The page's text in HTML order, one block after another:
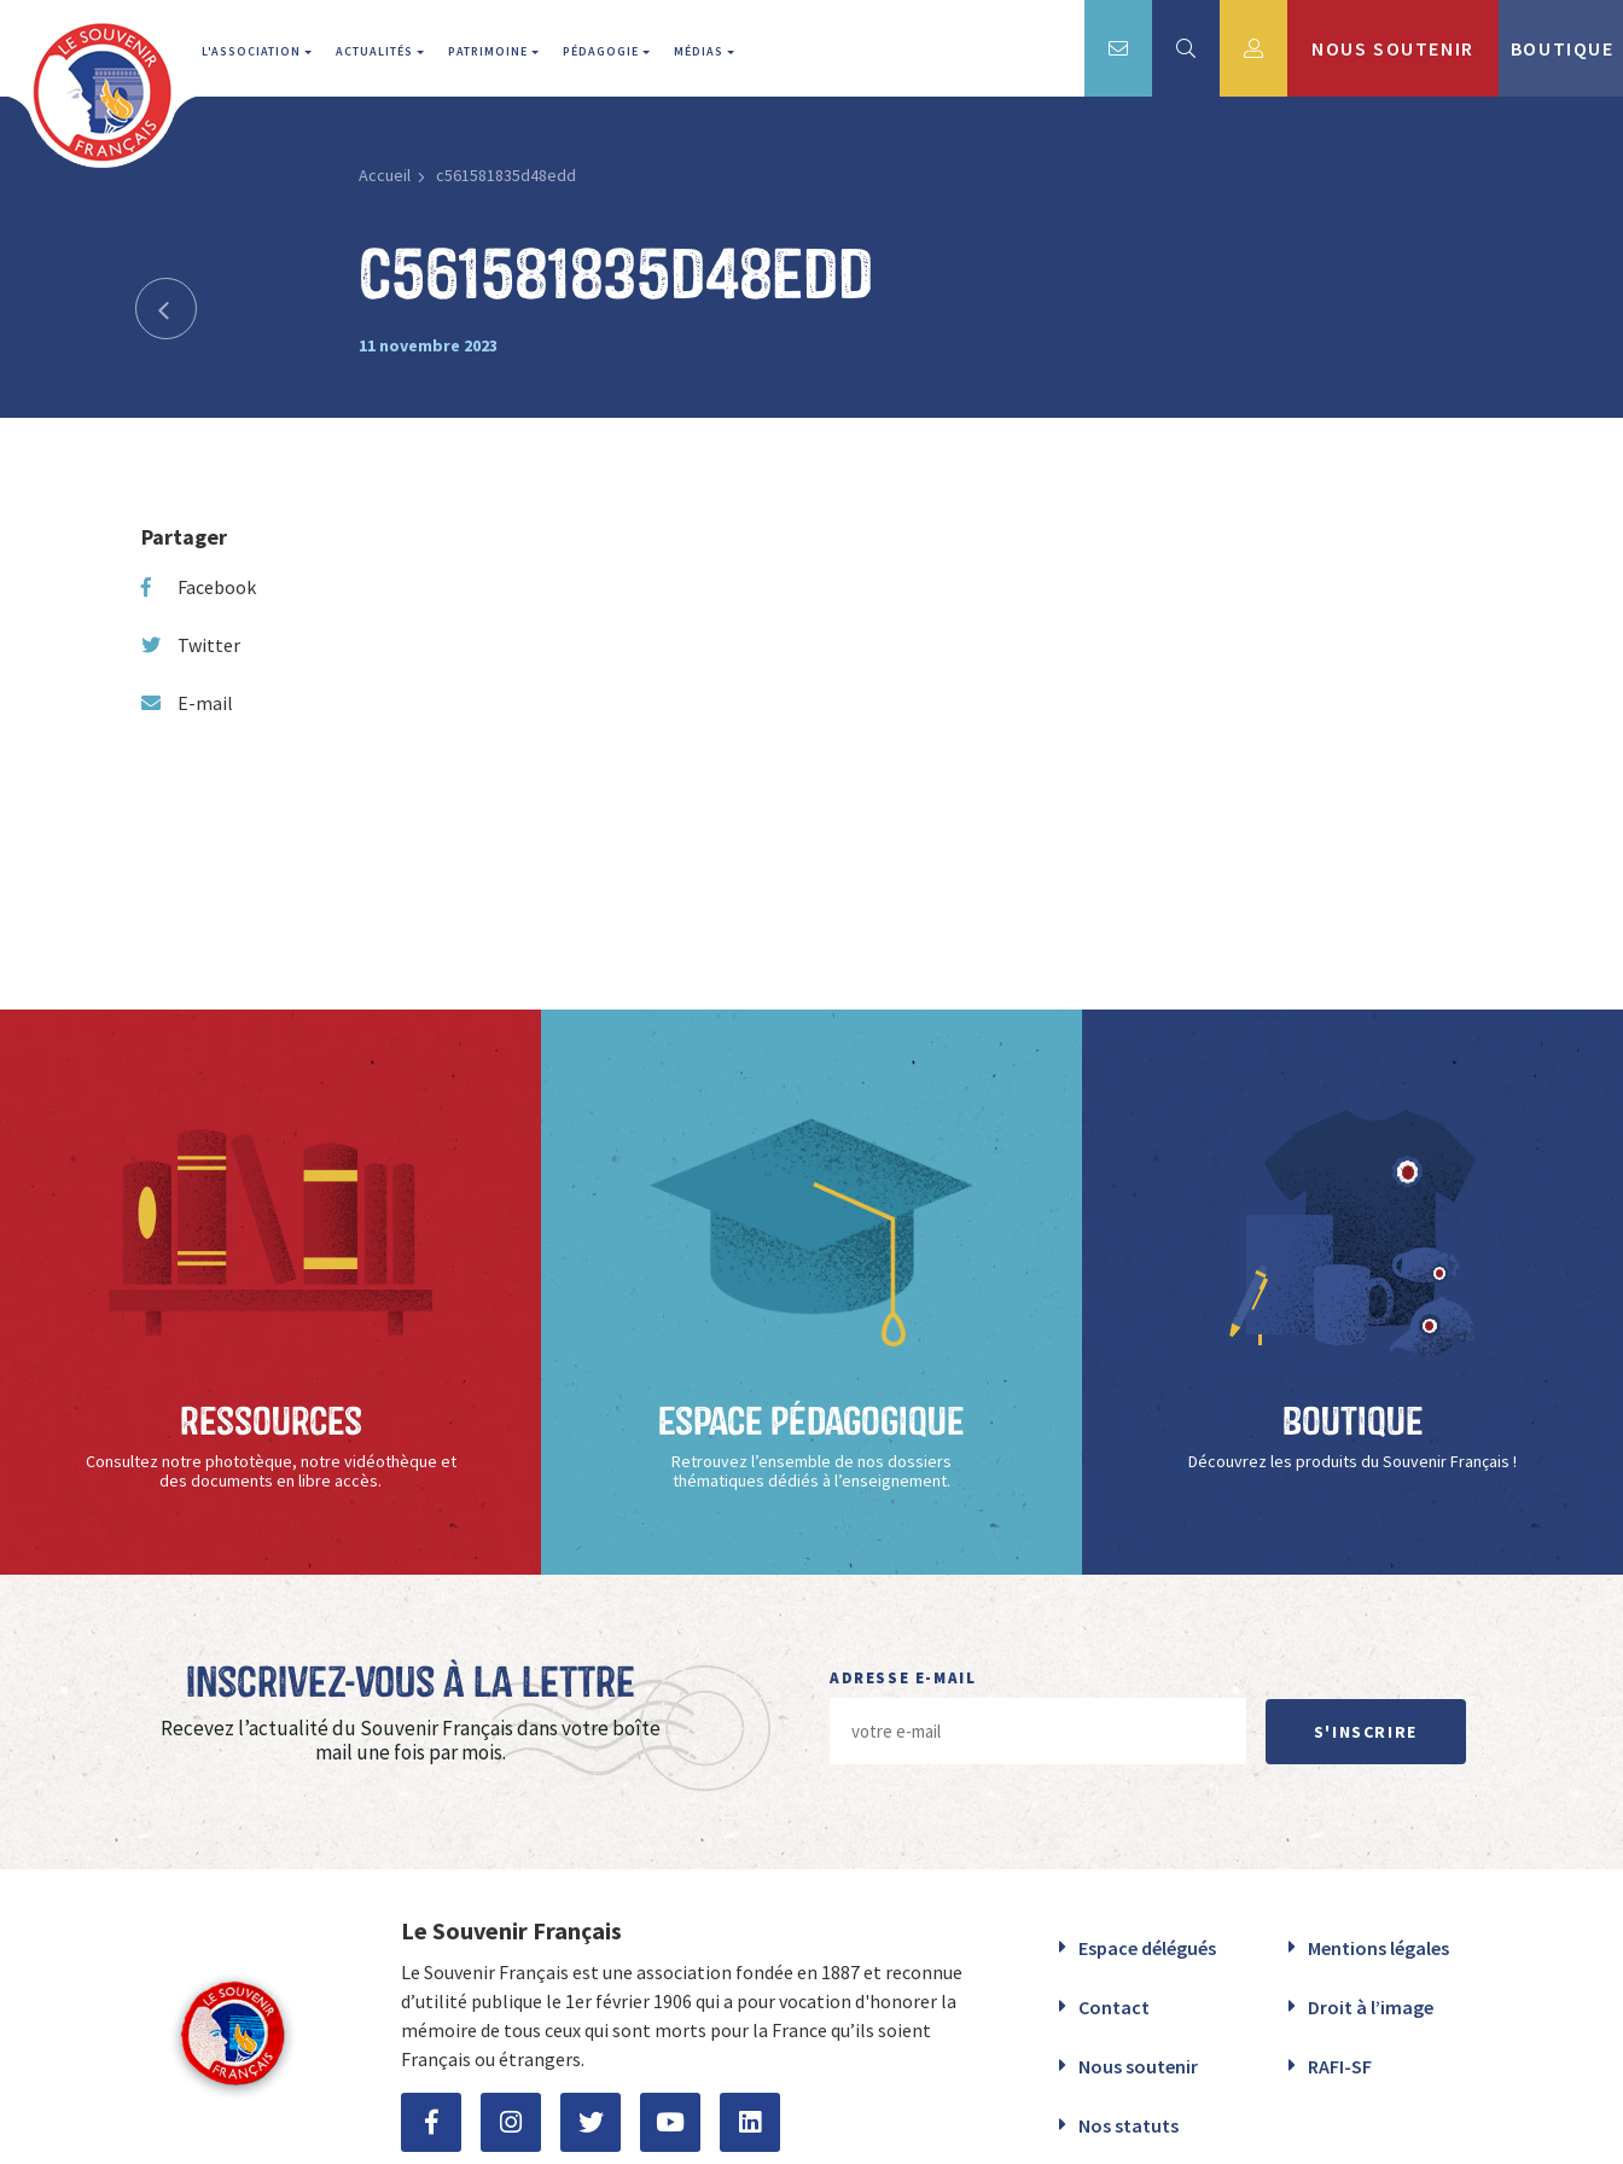
L'ASSOCIATION ACTUALITÉS PATRIMOINE PÉDAGOGIE MÉDIAS NOUS SOUTENIR BOUTIQUE
Accueil c561581835d48edd
c561581835d48edd
11 novembre 2023
Partager
Facebook
Twitter
E-mail
Ressources
Consultez notre phototèque, notre vidéothèque et
des documents en libre accès.
Espace Pédagogique
Retrouvez l’ensemble de nos dossiers
thématiques dédiés à l’enseignement.
Boutique
Découvrez les produits du Souvenir Français !
Inscrivez-vous à La Lettre
Recevez l’actualité du Souvenir Français dans votre boîte
mail une fois par mois.
ADRESSE E-MAIL
S'INSCRIRE
Le Souvenir Français
Le Souvenir Français est une association fondée en 1887 et reconnue
d’utilité publique le 1er février 1906 qui a pour vocation d'honorer la
mémoire de tous ceux qui sont morts pour la France qu’ils soient
Français ou étrangers.
Espace délégués Mentions légales
Contact Droit à l’image
Nous soutenir RAFI-SF
Nos statuts